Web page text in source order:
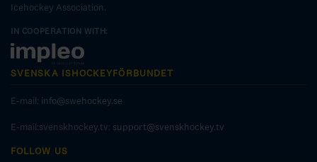
Icehockey Association.
IN COOPERATION WITH:
SVENSKA ISHOCKEYFÖRBUNDET
E-mail: info@swehockey.se
E-mail:svenskhockey.tv: support@svenskhockey.tv
FOLLOW US